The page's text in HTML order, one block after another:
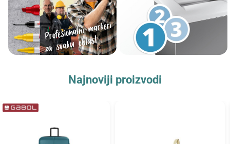
Najnoviji proizvodi